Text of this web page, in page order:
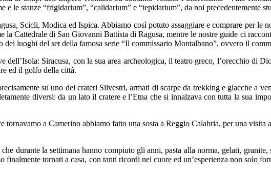
le stanze “frigidarium”, “calidarium” e “tepidarium”, da noi precedentemente
Scicli, Modica ed Ispica. Abbiamo così potuto assaggiare e comprare per le
Cattedrale di San Giovanni Battista di Ragusa, mentre le nostre guide ci
luoghi del set della famosa serie “Il commissario Montalbano”, ovvero il
dell’Isola: Siracusa, con la sua area archeologica, il teatro greco, l’orecchio di
ed il golfo della città.
su uno dei crateri Silvestri, armati di scarpe da trekking e giacche a
diversi: da un lato il cratere e l’Etna che si innalzava con tutta la sua
a Camerino abbiamo fatto una sosta a Reggio Calabria, per una
durante la settimana hanno compiuto gli anni, pasta alla norma, gelati, granite,
tornati a casa, con tanti ricordi nel cuore ed un’esperienza non solo